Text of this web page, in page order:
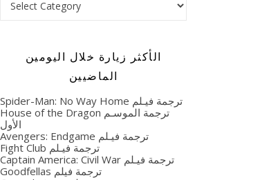
الأكثر زيارة خلال اليومين
الماضيين
Spider-Man: No Way Home ترجمة فيـلم
House of the Dragon ترجمة الموسـم
الأول
Avengers: Endgame ترجمة فيـلم
Fight Club ترجمة فيـلم
Captain America: Civil War ترجمة فيـلم
Goodfellas ترجمة فيلم